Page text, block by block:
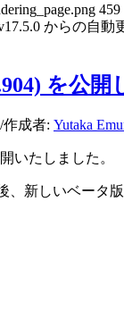
459
からの自動
を公開
/作成者: Yutaka
いたしました。
新しいベータ